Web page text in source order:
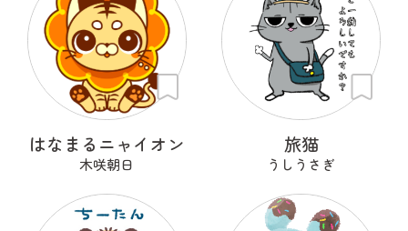
はなまるニャイオン
木咲朝日
旅猫
うしうさぎ